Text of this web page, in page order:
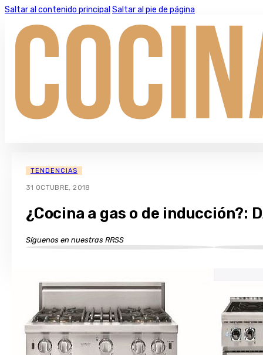
Saltar al contenido principal Saltar al pie de página
TENDENCIAS
31 OCTUBRE, 2018
¿Cocina a gas o de inducción?:
Síguenos en nuestras RRSS